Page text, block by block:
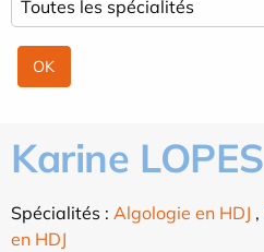
Karine LOPES
Spécialités : Algologie en HDJ ,
en HDJ